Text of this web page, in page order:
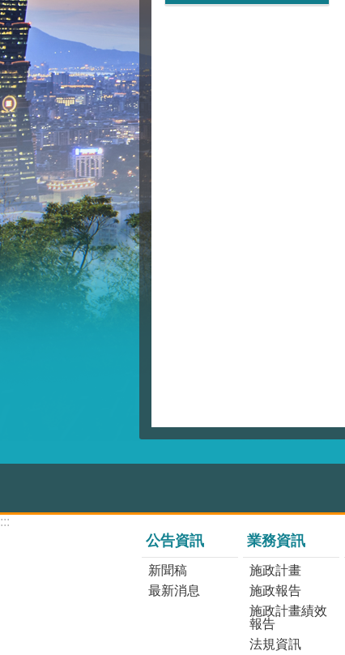
:::
公告資訊
新聞稿
最新消息
業務資訊
施政計畫
施政報告
施政計畫績效
報告
法規資訊